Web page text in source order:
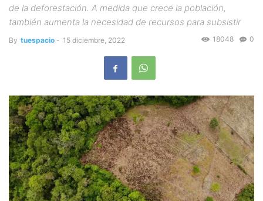
de la deforestación. A medida que crece la población,
también aumenta la necesidad de recursos para subsistir
By tuespacio - 15 diciembre, 2022 0
18048